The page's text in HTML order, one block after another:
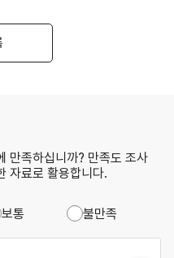
만족하십니까? 만족도 조사
자료로 활용합니다.
보통
불만족